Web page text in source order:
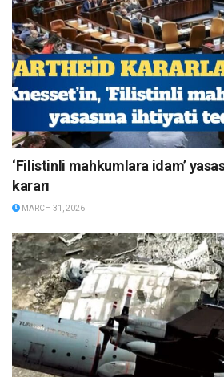
‘Filistinli mahkumlara idam’
kararı
MARCH 31, 2026